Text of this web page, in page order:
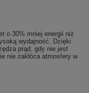
o 30% mniej energii niż
wydajność. Dzięki
prąd, gdy nie jest
nie zakłóca atmosfery w